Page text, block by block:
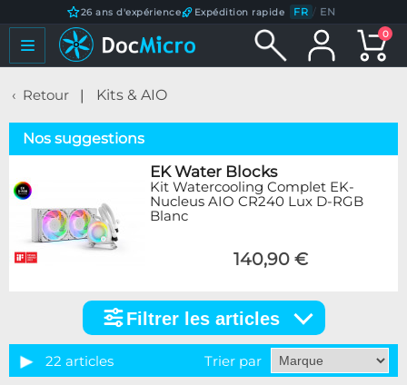
26 ans d'expérience Expédition rapide FR / EN
0
Retour Kits & AIO
Nos suggestions
EK Water Blocks
Kit Watercooling Complet EK-
Nucleus AIO CR240 Lux D-RGB
Blanc
140,90 €
articles
Filtrer les articles
22 articles Trier par